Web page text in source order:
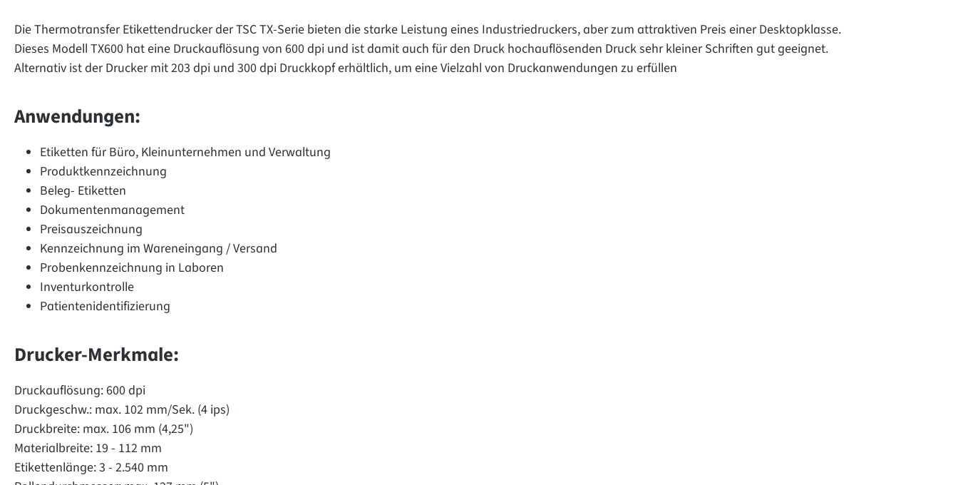
Die Thermotransfer Etikettendrucker der TSC TX-Serie bieten die starke Leistung eines Industriedruckers, aber zum attraktiven Preis einer Desktopklasse.
Dieses Modell TX600 hat eine Druckauflösung von 600 dpi und ist damit auch für den Druck hochauflösenden Druck sehr kleiner Schriften gut geeignet.
Alternativ ist der Drucker mit 203 dpi und 300 dpi Druckkopf erhältlich, um eine Vielzahl von Druckanwendungen zu erfüllen
Anwendungen:
Etiketten für Büro, Kleinunternehmen und Verwaltung
Produktkennzeichnung
Beleg- Etiketten
Dokumentenmanagement
Preisauszeichnung
Kennzeichnung im Wareneingang / Versand
Probenkennzeichnung in Laboren
Inventurkontrolle
Patientenidentifizierung
Drucker-Merkmale:
Druckauflösung: 600 dpi
Druckgeschw.: max. 102 mm/Sek. (4 ips)
Druckbreite: max. 106 mm (4,25")
Materialbreite: 19 - 112 mm
Etikettenlänge: 3 - 2.540 mm